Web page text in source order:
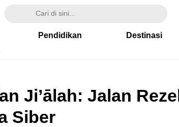
Pendidikan Destinasi
Ji’ālah: Jalan
Siber